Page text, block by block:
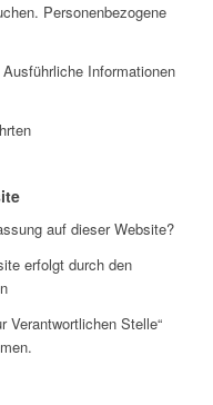
Personenbezogene
Informationen
auf dieser Website?
erfolgt durch den
Verantwortlichen Stelle“